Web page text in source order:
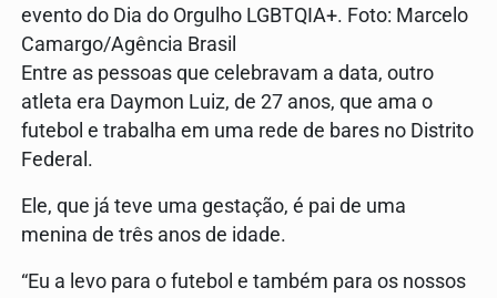
evento do Dia do Orgulho LGBTQIA+. Foto: Marcelo
Camargo/Agência Brasil
Entre as pessoas que celebravam a data, outro
atleta era Daymon Luiz, de 27 anos, que ama o
futebol e trabalha em uma rede de bares no Distrito
Federal.
Ele, que já teve uma gestação, é pai de uma
menina de três anos de idade.
“Eu a levo para o futebol e também para os nossos